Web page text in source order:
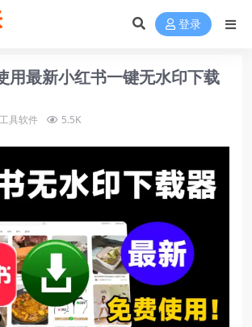
登录
用最新小红书一键无水印下载
工具软件 5.5K